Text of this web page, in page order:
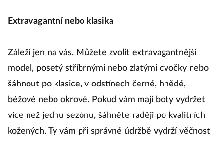
Extravagantní nebo klasika
Záleží jen na vás. Můžete zvolit extravagantnější
model, posetý stříbrnými nebo zlatými cvočky nebo
šáhnout po klasice, v odstínech černé, hnědé,
béžové nebo okrové. Pokud vám mají boty vydržet
více než jednu sezónu, šáhněte raději po kvalitních
kožených. Ty vám při správné údržbě vydrží věčnost